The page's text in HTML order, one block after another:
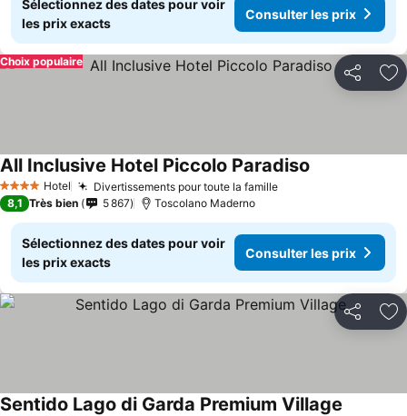
Sélectionnez des dates pour voir
les prix exacts
Consulter les prix
Partager
Choix populaire
4 Étoiles Hotel Divertissements pour toute la famille
All Inclusive Hotel Piccolo Paradiso
8,1 Très bien 5 867 Toscolano Maderno
Sélectionnez des dates pour voir
les prix exacts
Consulter les prix
Partager
Sentido Lago di Garda Premium Village